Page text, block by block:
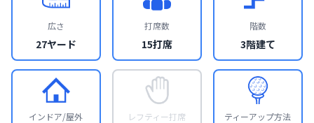
広さ
27ヤード
打席数
15打席
階数
3階建て
インドア/屋外 レフティー打席 ティーアップ方法